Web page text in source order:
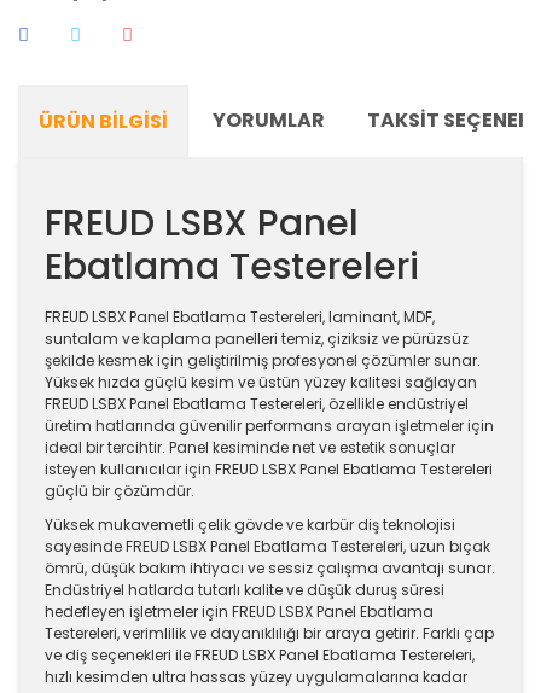
ÜRÜN BILGISI YORUMLAR TAKSIT
FREUD LSBX Panel
Ebatlama Testereleri
FREUD LSBX Panel Ebatlama Testereleri, laminant, MDF,
suntalam ve kaplama panelleri temiz, çiziksiz ve pürüzsüz
şekilde kesmek için geliştirilmiş profesyonel çözümler sunar.
Yüksek hızda güçlü kesim ve üstün yüzey kalitesi sağlayan
FREUD LSBX Panel Ebatlama Testereleri, özellikle endüstriyel
üretim hatlarında güvenilir performans arayan işletmeler için
ideal bir tercihtir. Panel kesiminde net ve estetik sonuçlar
isteyen kullanıcılar için FREUD LSBX Panel Ebatlama Testereleri
güçlü bir çözümdür.
Yüksek mukavemetli çelik gövde ve karbür diş teknolojisi
sayesinde FREUD LSBX Panel Ebatlama Testereleri, uzun bıçak
ömrü, düşük bakım ihtiyacı ve sessiz çalışma avantajı sunar.
Endüstriyel hatlarda tutarlı kalite ve düşük duruş süresi
hedefleyen işletmeler için FREUD LSBX Panel Ebatlama
Testereleri, verimlilik ve dayanıklılığı bir araya getirir. Farklı çap
ve diş seçenekleri ile FREUD LSBX Panel Ebatlama Testereleri,
hızlı kesimden ultra hassas yüzey uygulamalarına kadar